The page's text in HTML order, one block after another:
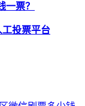
票？
投票平台